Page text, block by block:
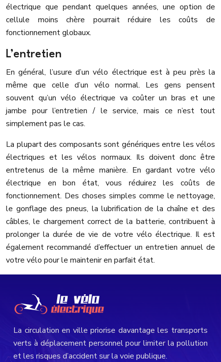
électrique que pendant quelques années, une option de
cellule moins chère pourrait réduire les coûts de
fonctionnement globaux.
L’entretien
En général, l’usure d’un vélo électrique est à peu près la
même que celle d’un vélo normal. Les gens pensent
souvent qu’un vélo électrique va coûter un bras et une
jambe pour l’entretien / le service, mais ce n’est tout
simplement pas le cas.
La plupart des composants sont génériques entre les vélos
électriques et les vélos normaux. Ils doivent donc être
entretenus de la même manière. En gardant votre vélo
électrique en bon état, vous réduirez les coûts de
fonctionnement. Des choses simples comme le nettoyage,
le gonflage des pneus, la lubrification de la chaîne et des
câbles, le chargement correct de la batterie, contribuent à
prolonger la durée de vie de votre vélo électrique. Il est
également recommandé d’effectuer un entretien annuel de
votre vélo pour le maintenir en parfait état.
La circulation en ville priorise davantage les transports
verts à déplacement personnel pour limiter la pollution
et les risques d’accident sur la voie publique.